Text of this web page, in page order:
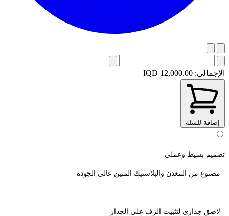
الإجمالي: IQD 12,000.00
إضافة للسلة
تصميم بسيط وعملي
- مصنوع من المعدن والبلاستيك المتين عالي الجودة
- لاصق جداري لتثبيت الرف على الجدار